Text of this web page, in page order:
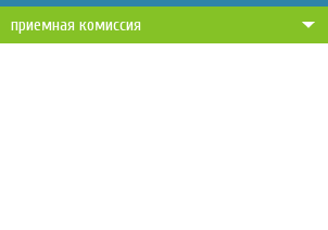
приемная комиссия